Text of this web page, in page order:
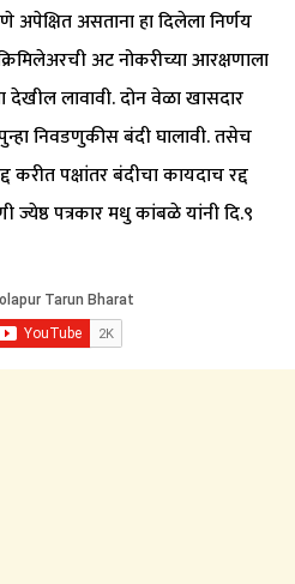
अपेक्षित असताना हा दिलेला निर्णय
अट नोकरीच्या आरक्षणाला
लावावी. दोन वेळा खासदार
निवडणुकीस बंदी घालावी. तसेच
करीत पक्षांतर बंदीचा कायदाच रद्द
ज्येष्ठ पत्रकार मधु कांबळे यांनी दि.९